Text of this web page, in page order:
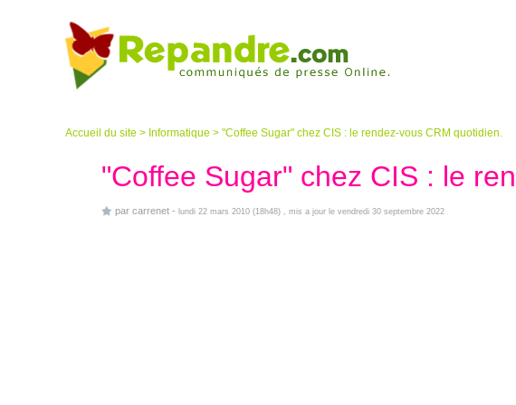
Accueil du site > Informatique > "Coffee Sugar" chez CIS : le rendez-vous CRM quotidien.
"Coffee Sugar" chez CIS : le
par carrenet - lundi 22 mars 2010 (18h48) , mis a jour le vendredi 30 septembre 2022